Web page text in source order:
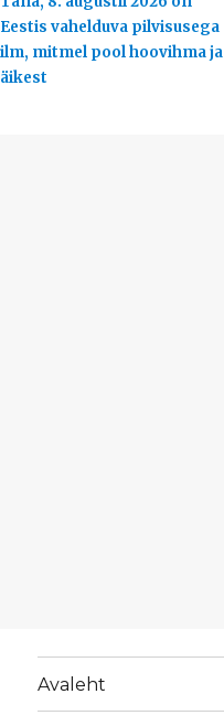
Eestis vahelduva pilvisusega
ilm, mitmel pool hoovihma ja
äikest
Avaleht